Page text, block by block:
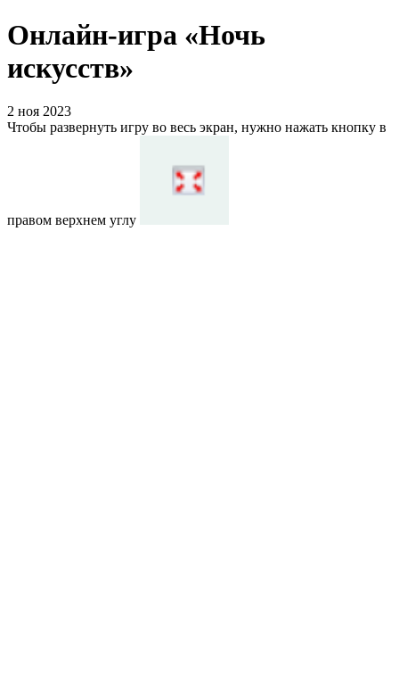
Онлайн-игра «Ночь
искусств»
2 ноя 2023
Чтобы развернуть игру во весь экран, нужно нажать кнопку в
правом верхнем углу